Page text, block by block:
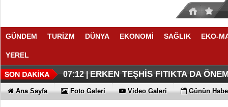
GÜNDEM TURİZM DÜNYA EKONOMİ SAĞLIK EKO-
YEREL
07:27 |KLASİK MÜZİK YAYINCILIĞINDA
07:17 |DÜZENLEMEYİ
07:12 | ERKEN TEŞHİS FITIKTA DA
06:33 |KAYIP RAKAMLARI BİLE
06:28 |EN İYİLER DEĞİL EN UYGUNLAR
06:23 |KOÇ GİBİ YATIRIM YAPTILAR
06:17 |DÖRT ŞİRKET DAHA!!!
06:13 |FUJİTSU'DAN YENİ RENK
Ana Sayfa Foto Galeri Video Galeri Günün